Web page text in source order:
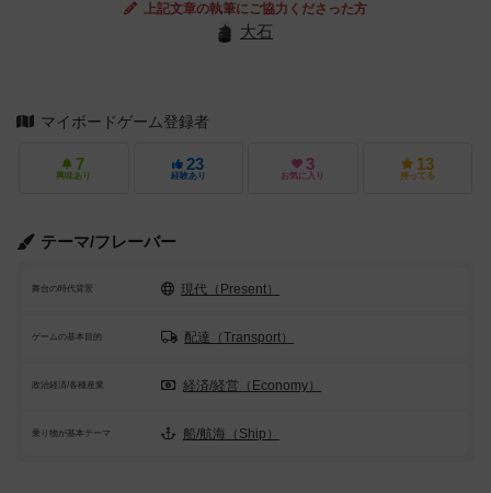
上記文章の執筆にご協力くださった方
大石
マイボードゲーム登録者
7
興味あり
23
経験あり
3
お気に入り
13
持ってる
テーマ/フレーバー
舞台の時代背景 現代（Present）
ゲームの基本目的 配達（Transport）
政治経済/各種産業 経済/経営（Economy）
乗り物が基本テーマ 船/航海（Ship）